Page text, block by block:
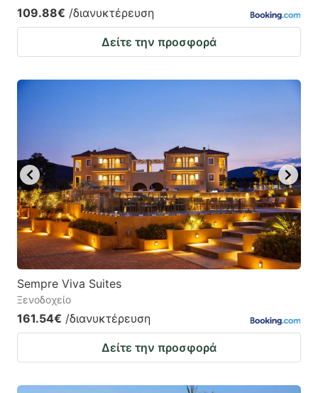
109.88€ /διανυκτέρευση
Δείτε την προσφορά
Sempre Viva Suites
Ξενοδοχείο
161.54€ /διανυκτέρευση
Δείτε την προσφορά